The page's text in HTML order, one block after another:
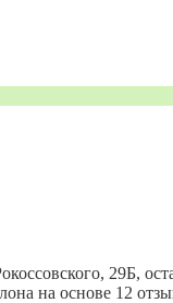
29Б,
на основе 12